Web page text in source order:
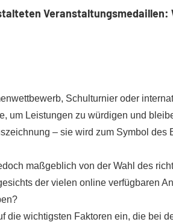
Schulturnier oder
um Leistungen zu würdigen und
– sie wird zum Symbol des
maßgeblich von der Wahl des
der vielen online verfügbaren
die wichtigsten Faktoren ein, die bei